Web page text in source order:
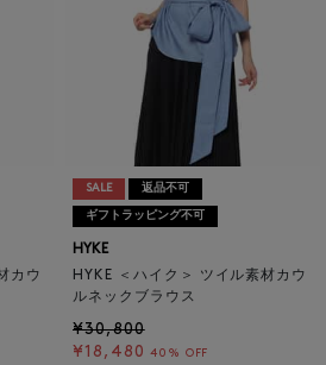
カウ
SALE 返品不可
ギフトラッピング不可
HYKE
HYKE ＜ハイク＞ ツイル素材カウ
ルネックブラウス
¥30,800
¥18,480 40% OFF